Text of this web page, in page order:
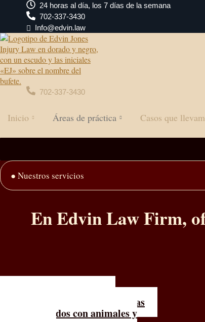
24 horas al día, los 7 días de la semana
702-337-3430
Info@edvin.law
702-337-3430
Inicio Áreas de práctica Casos que
● Nuestros servicios
En Edvin Law Firm,
Lesiones graves y catastróficas
Relacionados con animales y